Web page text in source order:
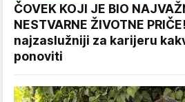
ČOVEK KOJI JE BIO
NESTVARNE ŽIVOTNE
najzaslužniji za karijeru
ponoviti